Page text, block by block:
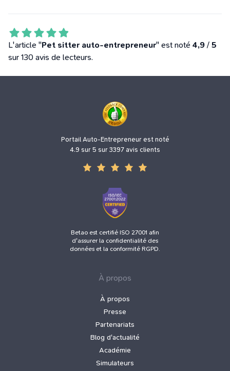
L'article "Pet sitter auto-entrepreneur" est noté 4,9 / 5
sur 130 avis de lecteurs.
Portail Auto-Entrepreneur est noté
4.9 sur 5 sur 3397 avis clients
Betao est certifié ISO 27001 afin
d'assurer la confidentialité des
données et la conformité RGPD.
À propos
À propos
Presse
Partenariats
Blog d'actualité
Académie
Simulateurs